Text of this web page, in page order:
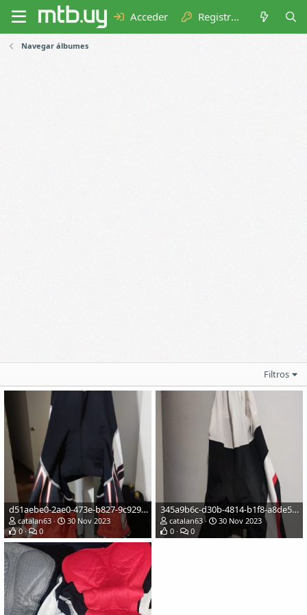
Acceder Registrarse
Navegar álbumes
Filtros
d51aebe0-2ae0-473e-b827-9c929133fcb5.jpeg
catalan63
30 Nov 2023
0
0
345a9b6c-d30b-4814-b1f8-a8de5991c056.jpeg
catalan63
30 Nov 2023
0
0